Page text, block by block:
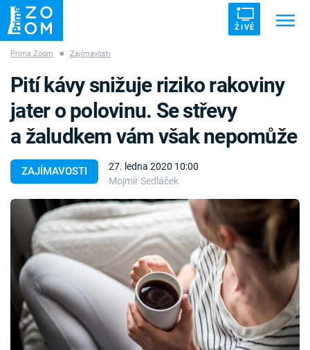
ŽIVĚ
ZÁHADY VETŘELCI DÁVNOVĚKU
Témata
Témata
Pořady
TV Program
Časopis
Prima Zoom ■ Zajímavosti
ZAJÍMAVOSTI
27. ledna 2020 10:00
Mojmír Sedláček
Pití kávy snižuje riziko rakoviny
jater o polovinu. Se střevy
a žaludkem vám však nepomůže